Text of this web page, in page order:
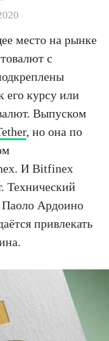
место на рынке
с
курсу или
Выпуском
, но она по
И Bitfinex
Технический
Паоло Ардоино
привлекать